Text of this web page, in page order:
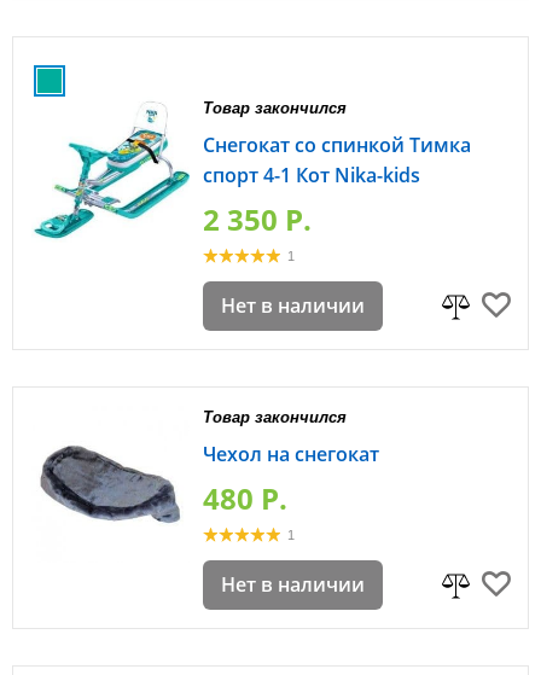
Товар закончился
Снегокат со спинкой Тимка
спорт 4-1 Кот Nika-kids
2 350 P.
1
Нет в наличии
Товар закончился
Чехол на снегокат
480 P.
1
Нет в наличии